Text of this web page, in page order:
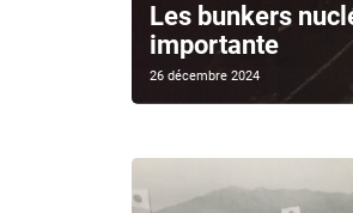
Les bunkers
importante
26 décembre 2024